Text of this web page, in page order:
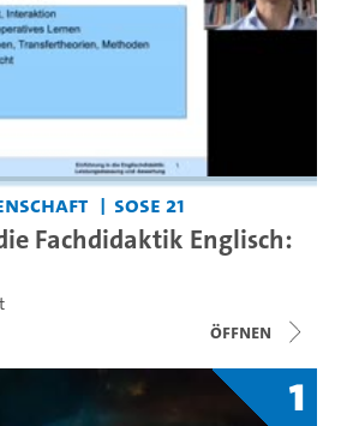
SoSe 21
Fachdidaktik Englisch:
Öffnen
1